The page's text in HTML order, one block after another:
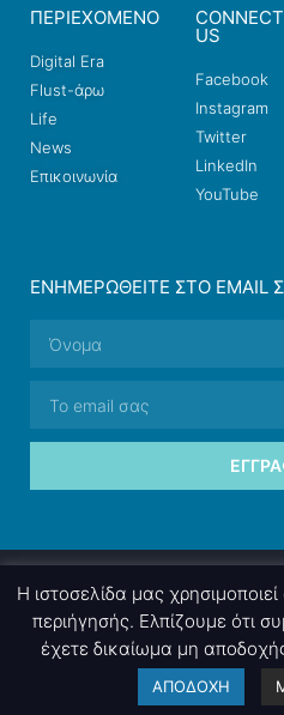
ΠΕΡΙΕΧΟΜΕΝΟ
Digital Era
Flust-άρω
Life
News
Επικοινωνία
US
Facebook
Instagram
Twitter
LinkedIn
YouTube
ΕΝΗΜΕΡΩΘΕΊΤΕ ΣΤΟ EMAIL
nettings, ltd .
Η ιστοσελίδα μας
περιήγησής. Ελπίζουμε ότι
έχετε δικαίωμα μη
ΑΠΟΔΟΧΗ